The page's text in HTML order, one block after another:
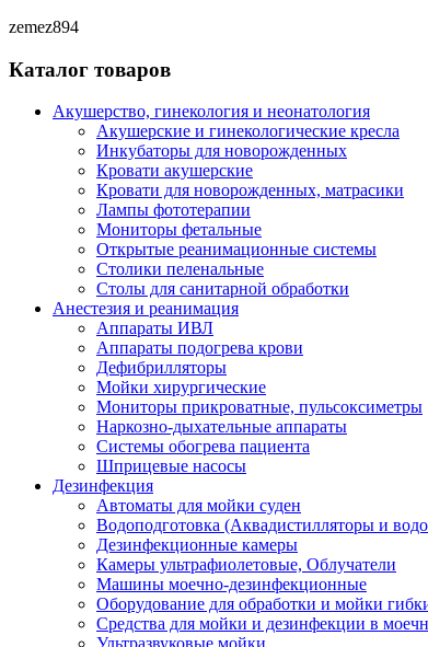
zemez894
Каталог товаров
Акушерство, гинекология и неонатология
Акушерские и гинекологические креслa
Инкубаторы для новорожденных
Кровати акушерские
Кровати для новорожденных, матрасики
Лампы фототерапии
Мониторы фетальные
Открытые реанимационные системы
Столики пеленальные
Столы для санитарной обработки
Анестезия и реанимация
Аппараты ИВЛ
Аппараты подогрева крови
Дефибрилляторы
Мойки хирургические
Мониторы прикроватные, пульсоксиметры
Наркозно-дыхательные аппараты
Системы обогрева пациента
Шприцевые насосы
Дезинфекция
Автоматы для мойки суден
Водоподготовка (Аквадистилляторы и
Дезинфекционные камеры
Камеры ультрафиолетовые, Облучатели
Машины моечно-дезинфекционные
Оборудование для обработки и мойки
Средства для мойки и дезинфекции в